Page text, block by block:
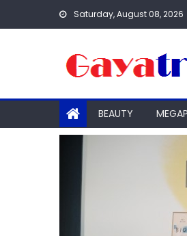
Saturday, August 08, 2026
BEAUTY